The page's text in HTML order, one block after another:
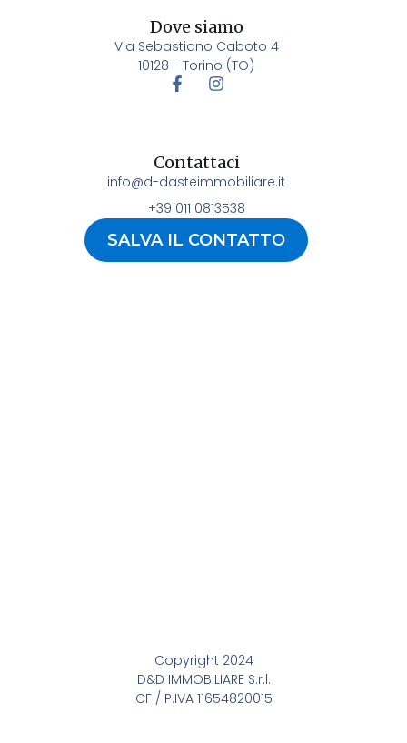
Copyright 2024
D&D IMMOBILIARE S.r.l.
CF / P.IVA 11654820015
Dove siamo
Via Sebastiano Caboto 4
10128 - Torino (TO)
Contattaci
info@d-dasteimmobiliare.it
+39 011 0813538
SALVA IL CONTATTO